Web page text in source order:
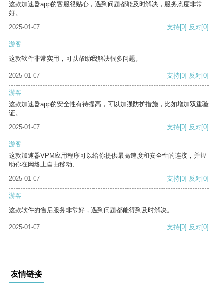
这款加速器app的客服很贴心，遇到问题都能及时解决，服务态度非常
好。
2025-01-07
支持[0] 反对[0]
游客
这款软件非常实用，可以帮助我解决很多问题。
2025-01-07 支持[0] 反对[0]
游客
这款加速器app的安全性有待提高，可以加强防护措施，比如增加双重验
证。
2025-01-07
支持[0] 反对[0]
游客
这款加速器VPM应用程序可以给你提供最高速度和安全性的连接，并帮
助你在网络上自由移动。
2025-01-07
支持[0] 反对[0]
游客
这款软件的售后服务非常好，遇到问题都能得到及时解决。
2025-01-07 支持[0] 反对[0]
友情链接